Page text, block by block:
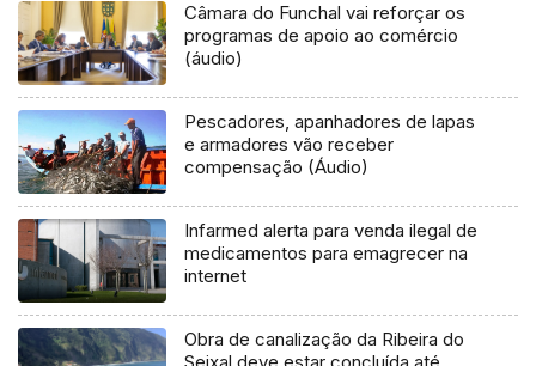
Câmara do Funchal vai reforçar os
programas de apoio ao comércio
(áudio)
Pescadores, apanhadores de lapas
e armadores vão receber
compensação (Áudio)
Infarmed alerta para venda ilegal de
medicamentos para emagrecer na
internet
Obra de canalização da Ribeira do